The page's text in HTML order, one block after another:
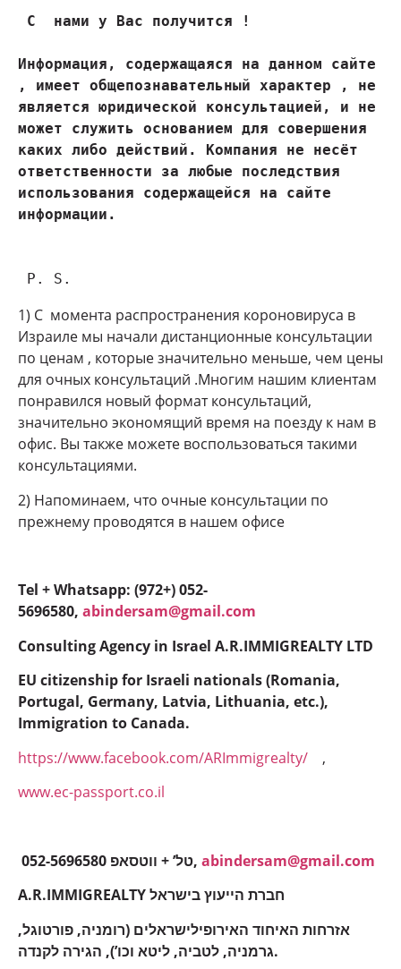
С  нами у Вас получится !
Информация, содержащаяся на данном сайте
, имеет общепознавательный характер , не
является юридической консультацией, и не
может служить основанием для совершения
каких либо действий. Компания не несёт
ответственности за любые последствия
использования содержащейся на сайте
P. S.
1) С момента распространения короновируса в
Израиле мы начали дистанционные консультации
по ценам , которые значительно меньше, чем цены
для очных консультаций .Многим нашим клиентам
понравился новый формат консультаций,
значительно экономящий время на поезду к нам в
офис. Вы также можете воспользоваться такими
консультациями.
2) Напоминаем, что очные консультации по
прежнему проводятся в нашем офисе
Tel + Whatsapp: (972+) 052-
5696580, abindersam@gmail.com
Consulting Agency in Israel A.R.IMMIGREALTY LTD
EU citizenship for Israeli nationals (Romania,
Portugal, Germany, Latvia, Lithuania, etc.),
Immigration to Canada.
https://www.facebook.com/ARImmigrealty/ ,
www.ec-passport.co.il
052-5696580 טל’ + ווטסאפ, abindersam@gmail.com
A.R.IMMIGREALTY חברת הייעוץ בישראל
אזרחות האיחוד האירופילישראלים (רומניה, פורטוגל,
גרמניה, לטביה, ליטא וכו’), הגירה לקנדה.